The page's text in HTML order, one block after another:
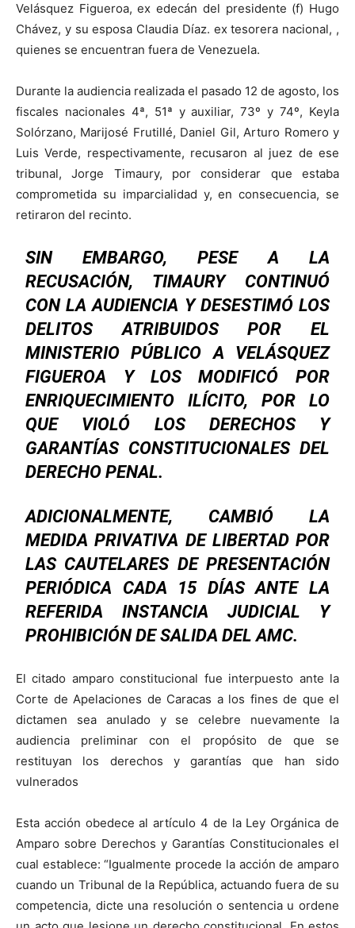
Velásquez Figueroa, ex edecán del presidente (f) Hugo
Chávez, y su esposa Claudia Díaz. ex tesorera nacional, ,
quienes se encuentran fuera de Venezuela.
Durante la audiencia realizada el pasado 12 de agosto, los
fiscales nacionales 4ª, 51ª y auxiliar, 73º y 74º, Keyla
Solórzano, Marijosé Frutillé, Daniel Gil, Arturo Romero y
Luis Verde, respectivamente, recusaron al juez de ese
tribunal, Jorge Timaury, por considerar que estaba
comprometida su imparcialidad y, en consecuencia, se
retiraron del recinto.
SIN EMBARGO, PESE A LA
RECUSACIÓN, TIMAURY CONTINUÓ
CON LA AUDIENCIA Y DESESTIMÓ LOS
DELITOS ATRIBUIDOS POR EL
MINISTERIO PÚBLICO A VELÁSQUEZ
FIGUEROA Y LOS MODIFICÓ POR
ENRIQUECIMIENTO ILÍCITO, POR LO
QUE VIOLÓ LOS DERECHOS Y
GARANTÍAS CONSTITUCIONALES DEL
DERECHO PENAL.
ADICIONALMENTE, CAMBIÓ LA
MEDIDA PRIVATIVA DE LIBERTAD POR
LAS CAUTELARES DE PRESENTACIÓN
PERIÓDICA CADA 15 DÍAS ANTE LA
REFERIDA INSTANCIA JUDICIAL Y
PROHIBICIÓN DE SALIDA DEL AMC.
El citado amparo constitucional fue interpuesto ante la
Corte de Apelaciones de Caracas a los fines de que el
dictamen sea anulado y se celebre nuevamente la
audiencia preliminar con el propósito de que se
restituyan los derechos y garantías que han sido
vulnerados
Esta acción obedece al artículo 4 de la Ley Orgánica de
Amparo sobre Derechos y Garantías Constitucionales el
cual establece: “Igualmente procede la acción de amparo
cuando un Tribunal de la República, actuando fuera de su
competencia, dicte una resolución o sentencia u ordene